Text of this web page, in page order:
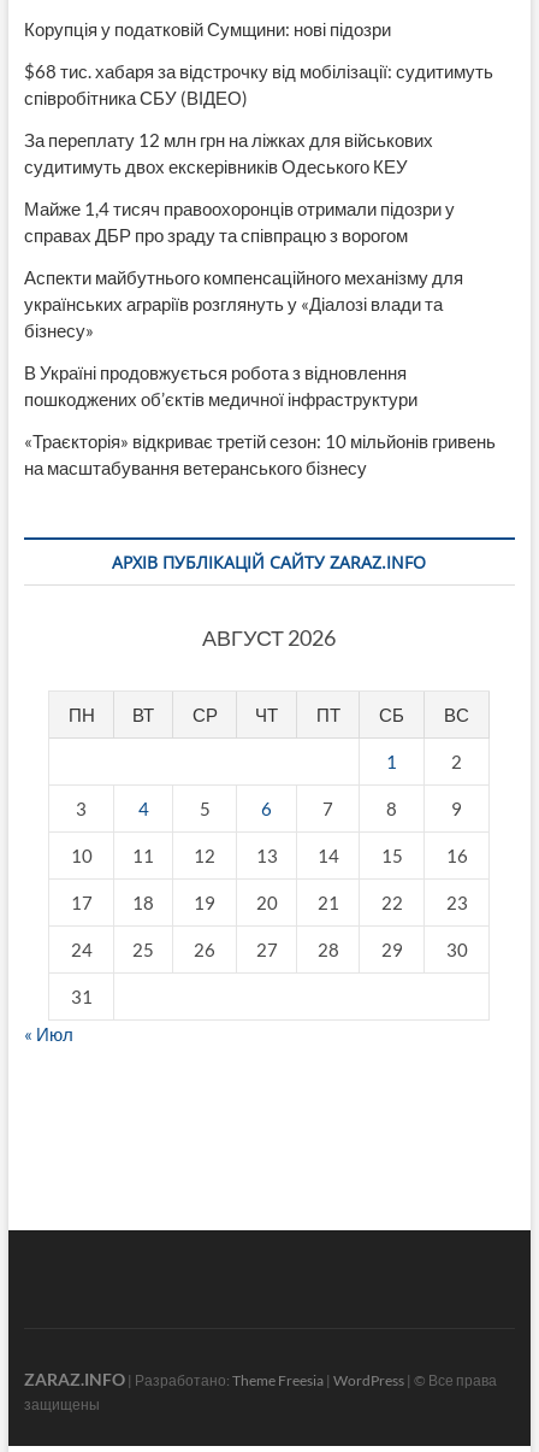
Корупція у податковій Сумщини: нові підозри
$68 тис. хабаря за відстрочку від мобілізації: судитимуть
співробітника СБУ (ВІДЕО)
За переплату 12 млн грн на ліжках для військових
судитимуть двох екскерівників Одеського КЕУ
Майже 1,4 тисяч правоохоронців отримали підозри у
справах ДБР про зраду та співпрацю з ворогом
Аспекти майбутнього компенсаційного механізму для
українських аграріїв розглянуть у «Діалозі влади та
бізнесу»
В Україні продовжується робота з відновлення
пошкоджених об’єктів медичної інфраструктури
«Траєкторія» відкриває третій сезон: 10 мільйонів гривень
на масштабування ветеранського бізнесу
АРХІВ ПУБЛІКАЦІЙ САЙТУ ZARAZ.INFO
АВГУСТ 2026
ПН ВТ СР ЧТ ПТ СБ ВС
1 2
3 4 5 6 7 8 9
10 11 12 13 14 15 16
17 18 19 20 21 22 23
24 25 26 27 28 29 30
31
« Июл
ZARAZ.INFO| Разработано: Theme Freesia| WordPress| © Все права
защищены